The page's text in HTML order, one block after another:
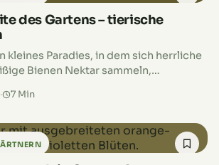
des Gartens – tierische
kleines Paradies, in dem sich herrliche
Bienen Nektar sammeln,
wo…
· 7 Min